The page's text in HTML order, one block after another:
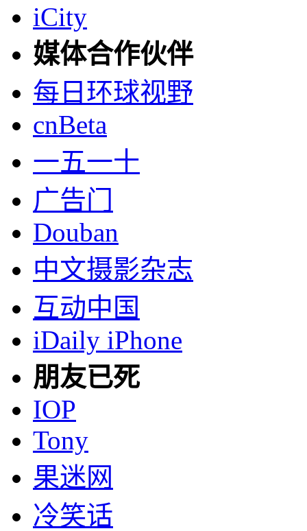
iCity
媒体合作伙伴
每日环球视野
cnBeta
一五一十
广告门
Douban
中文摄影杂志
互动中国
iDaily iPhone
朋友已死
IOP
Tony
果迷网
冷笑话